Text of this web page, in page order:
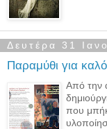
Δευτέρα 31
Παραμύθι για
Από την
που